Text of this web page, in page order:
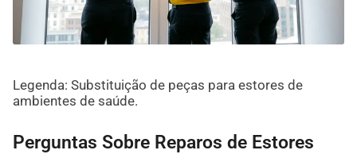
Legenda: Substituição de peças para estores de
ambientes de saúde.
Perguntas Sobre Reparos de Estores